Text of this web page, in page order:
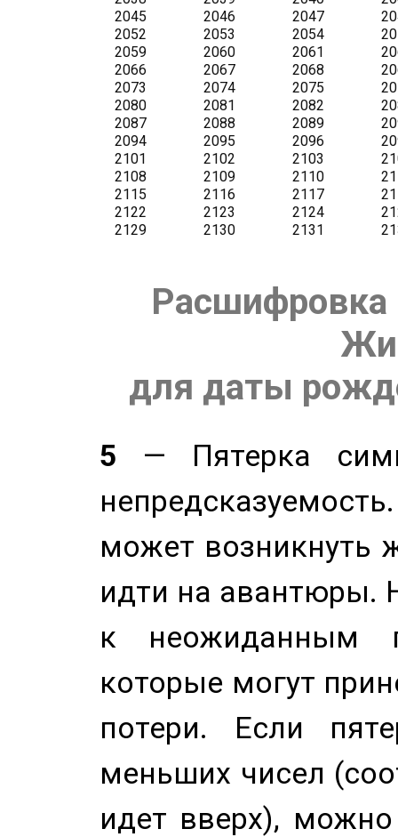
Расшифровка
для даты
5 — Пятерка
может возникнуть
идти на авантюры.
к неожиданным
которые могут
потери. Если
меньших чисел
идет вверх),